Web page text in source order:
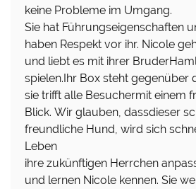
keine Probleme im Umgang.
Sie hat Führungseigenschaften
haben Respekt vor ihr. Nicole
und liebt es mit ihrer
spielen.Ihr Box steht gegenüber
sie trifft alle Besuchermit einem
Blick. Wir glauben, dassdieser
freundliche Hund, wird sich
Leben
ihre zukünftigen Herrchen
und lernen Nicole kennen. Sie